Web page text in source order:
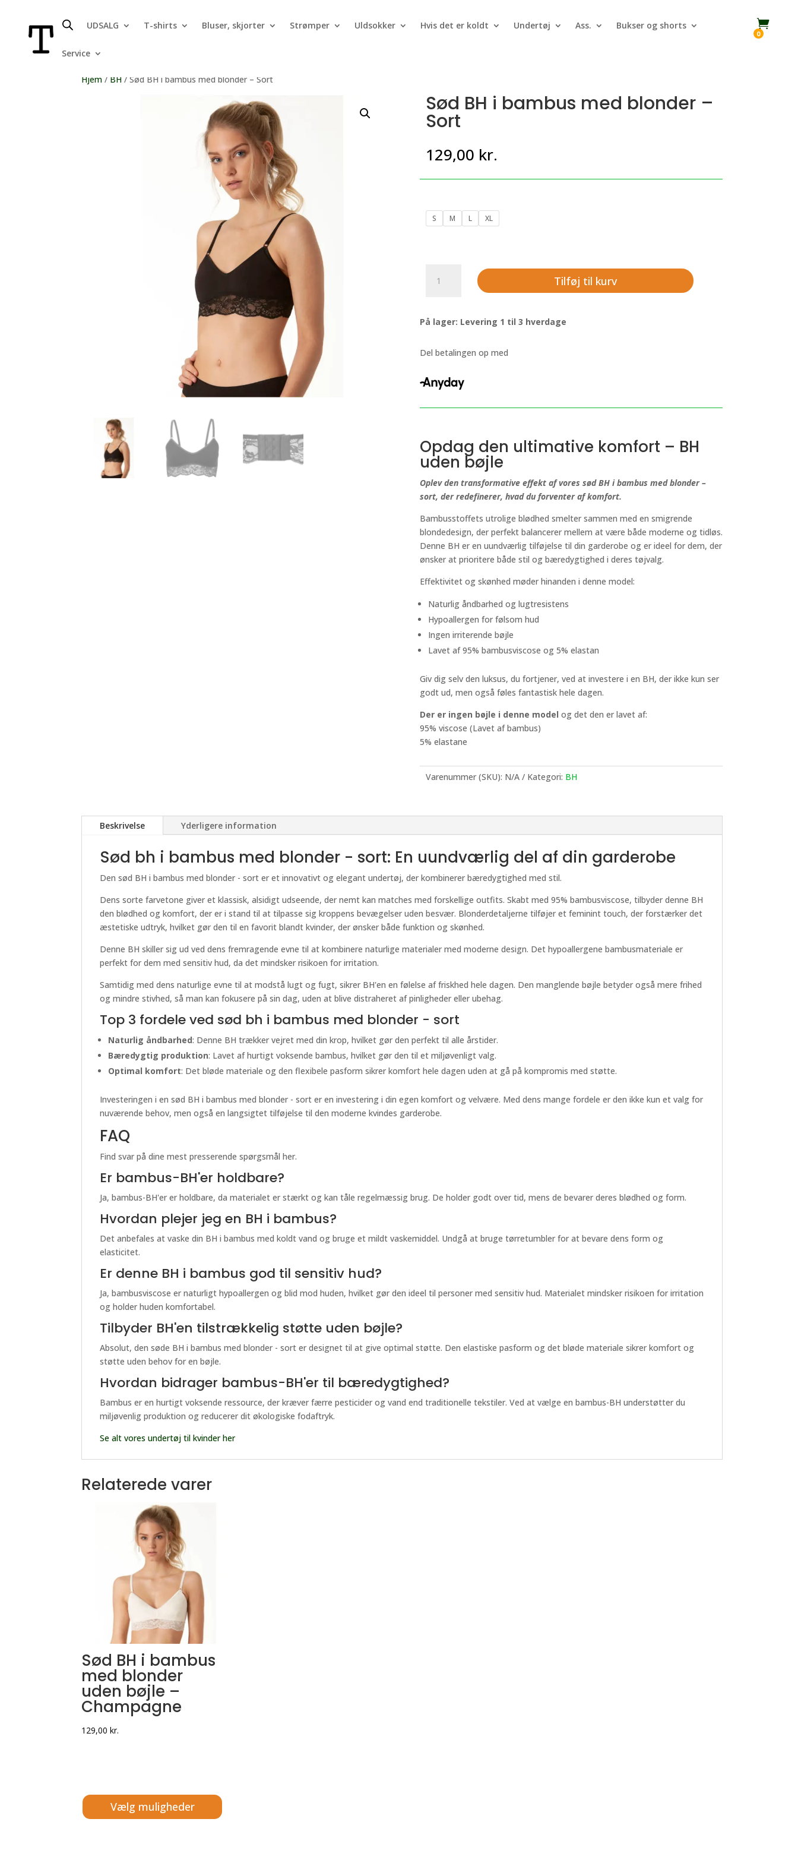
UDSALG T-shirts Bluser, skjorter Strømper Uldsokker Hvis det er koldt Undertøj Ass. Bukser og shorts
Service

0
Hjem / BH / Sød BH i bambus med blonder – Sort
Sød BH i bambus med blonder –
Sort
129,00 kr.
S M L XL
med
-
antal
Tilføj til kurv
På lager: Levering 1 til 3 hverdage
Del betalingen op med
Opdag den ultimative komfort – BH
uden bøjle
Oplev den transformative effekt af vores sød BH i bambus med blonder –
sort, der redefinerer, hvad du forventer af komfort.
Bambusstoffets utrolige blødhed smelter sammen med en smigrende
blondedesign, der perfekt balancerer mellem at være både moderne og tidløs.
Denne BH er en uundværlig tilføjelse til din garderobe og er ideel for dem, der
ønsker at prioritere både stil og bæredygtighed i deres tøjvalg.
Effektivitet og skønhed møder hinanden i denne model:
Naturlig åndbarhed og lugtresistens
Hypoallergen for følsom hud
Ingen irriterende bøjle
Lavet af 95% bambusviscose og 5% elastan
Giv dig selv den luksus, du fortjener, ved at investere i en BH, der ikke kun ser
godt ud, men også føles fantastisk hele dagen.
Der er ingen bøjle i denne model og det den er lavet af:
95% viscose (Lavet af bambus)
5% elastane
Varenummer (SKU): N/A Kategori: BH
Beskrivelse Yderligere information
Sød bh i bambus med blonder - sort: En uundværlig del af din garderobe
Den sød BH i bambus med blonder - sort er et innovativt og elegant undertøj, der kombinerer bæredygtighed med stil.
Dens sorte farvetone giver et klassisk, alsidigt udseende, der nemt kan matches med forskellige outfits. Skabt med 95% bambusviscose, tilbyder denne BH
den blødhed og komfort, der er i stand til at tilpasse sig kroppens bevægelser uden besvær. Blonderdetaljerne tilføjer et feminint touch, der forstærker det
æstetiske udtryk, hvilket gør den til en favorit blandt kvinder, der ønsker både funktion og skønhed.
Denne BH skiller sig ud ved dens fremragende evne til at kombinere naturlige materialer med moderne design. Det hypoallergene bambusmateriale er
perfekt for dem med sensitiv hud, da det mindsker risikoen for irritation.
Samtidig med dens naturlige evne til at modstå lugt og fugt, sikrer BH'en en følelse af friskhed hele dagen. Den manglende bøjle betyder også mere frihed
og mindre stivhed, så man kan fokusere på sin dag, uden at blive distraheret af pinligheder eller ubehag.
Top 3 fordele ved sød bh i bambus med blonder - sort
Naturlig åndbarhed: Denne BH trækker vejret med din krop, hvilket gør den perfekt til alle årstider.
Bæredygtig produktion: Lavet af hurtigt voksende bambus, hvilket gør den til et miljøvenligt valg.
Optimal komfort: Det bløde materiale og den flexibele pasform sikrer komfort hele dagen uden at gå på kompromis med støtte.
Investeringen i en sød BH i bambus med blonder - sort er en investering i din egen komfort og velvære. Med dens mange fordele er den ikke kun et valg for
nuværende behov, men også en langsigtet tilføjelse til den moderne kvindes garderobe.
FAQ
Find svar på dine mest presserende spørgsmål her.
Er bambus-BH'er holdbare?
Ja, bambus-BH'er er holdbare, da materialet er stærkt og kan tåle regelmæssig brug. De holder godt over tid, mens de bevarer deres blødhed og form.
Hvordan plejer jeg en BH i bambus?
Det anbefales at vaske din BH i bambus med koldt vand og bruge et mildt vaskemiddel. Undgå at bruge tørretumbler for at bevare dens form og
elasticitet.
Er denne BH i bambus god til sensitiv hud?
Ja, bambusviscose er naturligt hypoallergen og blid mod huden, hvilket gør den ideel til personer med sensitiv hud. Materialet mindsker risikoen for irritation
og holder huden komfortabel.
Tilbyder BH'en tilstrækkelig støtte uden bøjle?
Absolut, den søde BH i bambus med blonder - sort er designet til at give optimal støtte. Den elastiske pasform og det bløde materiale sikrer komfort og
støtte uden behov for en bøjle.
Hvordan bidrager bambus-BH'er til bæredygtighed?
Bambus er en hurtigt voksende ressource, der kræver færre pesticider og vand end traditionelle tekstiler. Ved at vælge en bambus-BH understøtter du
miljøvenlig produktion og reducerer dit økologiske fodaftryk.
Se alt vores undertøj til kvinder her
Relaterede varer
Sød BH i bambus
med blonder
uden bøjle –
Champagne
129,00 kr.
Vælg muligheder